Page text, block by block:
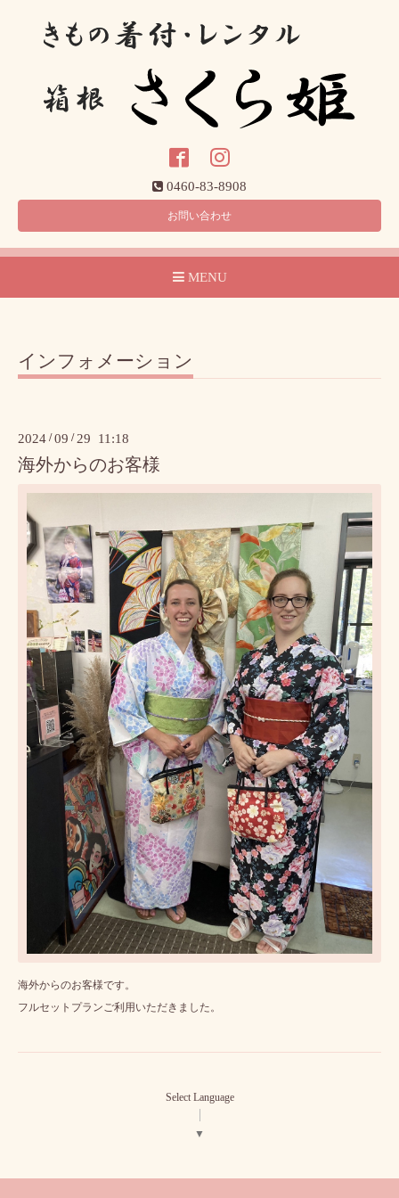
0460-83-8908
お問い合わせ
MENU
インフォメーション
2024 /09 / 29 11:18
海外からのお客様
海外からのお客様です。
フルセットプランご利用いただきました。
Select Language
▼